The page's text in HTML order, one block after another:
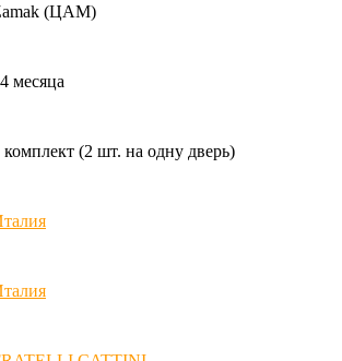
(ЦАМ)
месяца
комплект (2 шт. на одну дверь)